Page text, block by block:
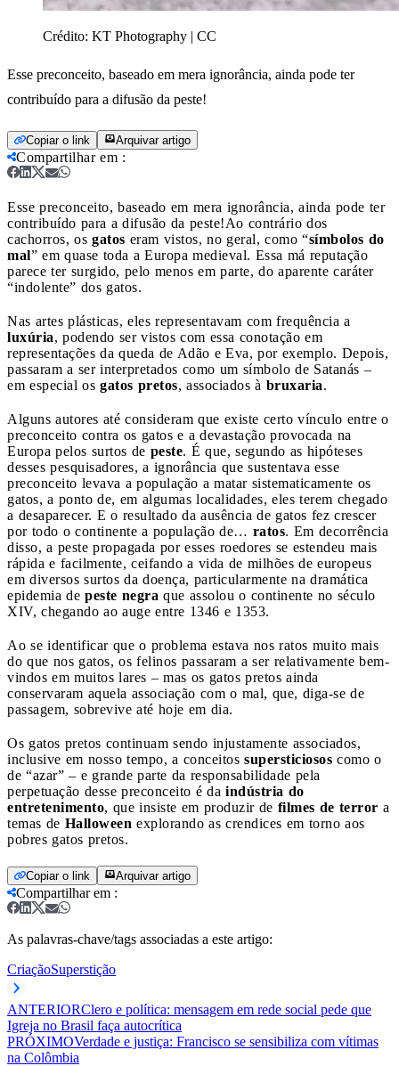
Crédito: KT Photography | CC
Esse preconceito, baseado em mera ignorância, ainda pode ter
contribuído para a difusão da peste!
Copiar o link Arquivar artigo
Compartilhar em :
Esse preconceito, baseado em mera ignorância, ainda pode ter
contribuído para a difusão da peste!Ao contrário dos
cachorros, os gatos eram vistos, no geral, como “símbolos do
mal” em quase toda a Europa medieval. Essa má reputação
parece ter surgido, pelo menos em parte, do aparente caráter
“indolente” dos gatos.
Nas artes plásticas, eles representavam com frequência a
luxúria, podendo ser vistos com essa conotação em
representações da queda de Adão e Eva, por exemplo. Depois,
passaram a ser interpretados como um símbolo de Satanás –
em especial os gatos pretos, associados à bruxaria.
Alguns autores até consideram que existe certo vínculo entre o
preconceito contra os gatos e a devastação provocada na
Europa pelos surtos de peste. É que, segundo as hipóteses
desses pesquisadores, a ignorância que sustentava esse
preconceito levava a população a matar sistematicamente os
gatos, a ponto de, em algumas localidades, eles terem chegado
a desaparecer. E o resultado da ausência de gatos fez crescer
por todo o continente a população de… ratos. Em decorrência
disso, a peste propagada por esses roedores se estendeu mais
rápida e facilmente, ceifando a vida de milhões de europeus
em diversos surtos da doença, particularmente na dramática
epidemia de peste negra que assolou o continente no século
XIV, chegando ao auge entre 1346 e 1353.
Ao se identificar que o problema estava nos ratos muito mais
do que nos gatos, os felinos passaram a ser relativamente bem-
vindos em muitos lares – mas os gatos pretos ainda
conservaram aquela associação com o mal, que, diga-se de
passagem, sobrevive até hoje em dia.
Os gatos pretos continuam sendo injustamente associados,
inclusive em nosso tempo, a conceitos supersticiosos como o
de “azar” – e grande parte da responsabilidade pela
perpetuação desse preconceito é da indústria do
entretenimento, que insiste em produzir de filmes de terror a
temas de Halloween explorando as crendices em torno aos
pobres gatos pretos.
Copiar o link Arquivar artigo
Compartilhar em :
As palavras-chave/tags associadas a este artigo:
CriaçãoSuperstição
ANTERIORClero e política: mensagem em rede social pede que
Igreja no Brasil faça autocrítica
PRÓXIMOVerdade e justiça: Francisco se sensibiliza com vítimas
na Colômbia